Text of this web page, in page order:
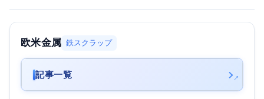
欧米金属 鉄スクラップ
記事一覧